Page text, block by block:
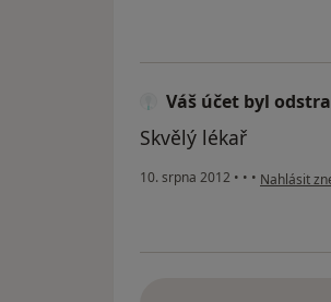
Váš účet byl
Skvělý lékař
10. srpna 2012 • • • podle
Nahlásit